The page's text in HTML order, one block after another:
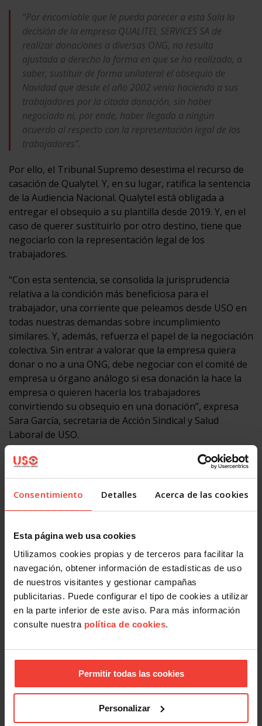
Consentimiento Detalles Acerca de las cookies
Esta página web usa cookies
Utilizamos cookies propias y de terceros para facilitar la
navegación, obtener información de estadísticas de uso
de nuestros visitantes y gestionar campañas
publicitarias. Puede configurar el tipo de cookies a utilizar
en la parte inferior de este aviso. Para más información
consulte nuestra política de cookies.
Permitir todas las cookies
Personalizar
“Por encomiable que le pueda parecer a esta Sala la
decisión de la empresa QUALITEL SERVICES SA de
realizar donaciones a diversas ONG, no resulta
ajustada a derecho la forma en que se ha realizado, a
saber, sustituir de forma unilateral el obsequio de
Navidad que desde el año 2002 venía haciendo a sus
trabajadores por la citada donación, sin haber
negociado ni, por ende, haber llegado a ningún
acuerdo al respecto con la representación legal de los
trabajadores”.
Por ello, el Tribunal Supremo desestima el recurso de
casación de Qualytel. Y, en su lugar, ratifica la sentencia
de la Audiencia Nacional. Qualytel está obligada a
entregar el obsequio a su plantilla desde 2019. Y, en el
caso de querer sustituirlo por otro destino, tiene que
negociarlo con la representación legal de los
trabajadores.
“Con esta sentencia, se consolida la jurisprudencia
relativa a la condición más beneficiosa para el
trabajador, una corriente que peleamos desde USO en
todas nuestras demandas sobre incumplimiento
similares. Y, además, refuerza el papel de la negociación
colectiva. Sin entrar a valorar que la empresa quiera
donar o no a una ONG, debe negociar con el comité de
empresa u órgano análogo si esa donación la hace la
empresa o quieren hacerla los trabajadores
convirtiendo su obsequio en una donación”, expresa
Sara García, secretaria de Acción Sindical y Salud
Laboral de USO.
Facebook
OTRAS NOTICIAS
Estas son las medidas de protección laboral para personas
afectadas por los incendios